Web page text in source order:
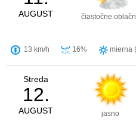
AUGUST čiastočne
13 km/h 16% mierna
Streda
12.
AUGUST jasno